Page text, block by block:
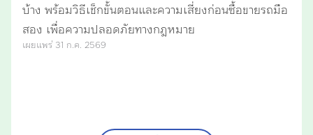
บ้าง พร้อมวิธีเช็กขั้นตอนและความเสี่ยงก่อนซื้อขายรถมือ
สอง เพื่อความปลอดภัยทางกฎหมาย
เผยแพร่ 31 ก.ค. 2569